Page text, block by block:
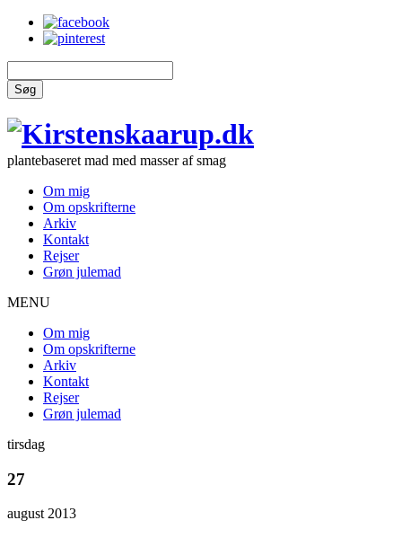
Søg
plantebaseret mad med masser af smag
Om mig
Om opskrifterne
Arkiv
Kontakt
Rejser
Grøn julemad
MENU
Om mig
Om opskrifterne
Arkiv
Kontakt
Rejser
Grøn julemad
tirsdag
27
august 2013